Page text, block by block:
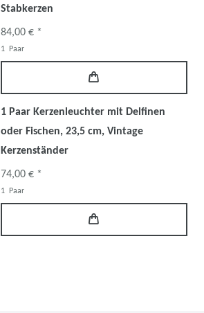
Stabkerzen
84,00 € *
1 Paar
1 Paar Kerzenleuchter mit Delfinen
oder Fischen, 23,5 cm, Vintage
Kerzenständer
74,00 € *
1 Paar